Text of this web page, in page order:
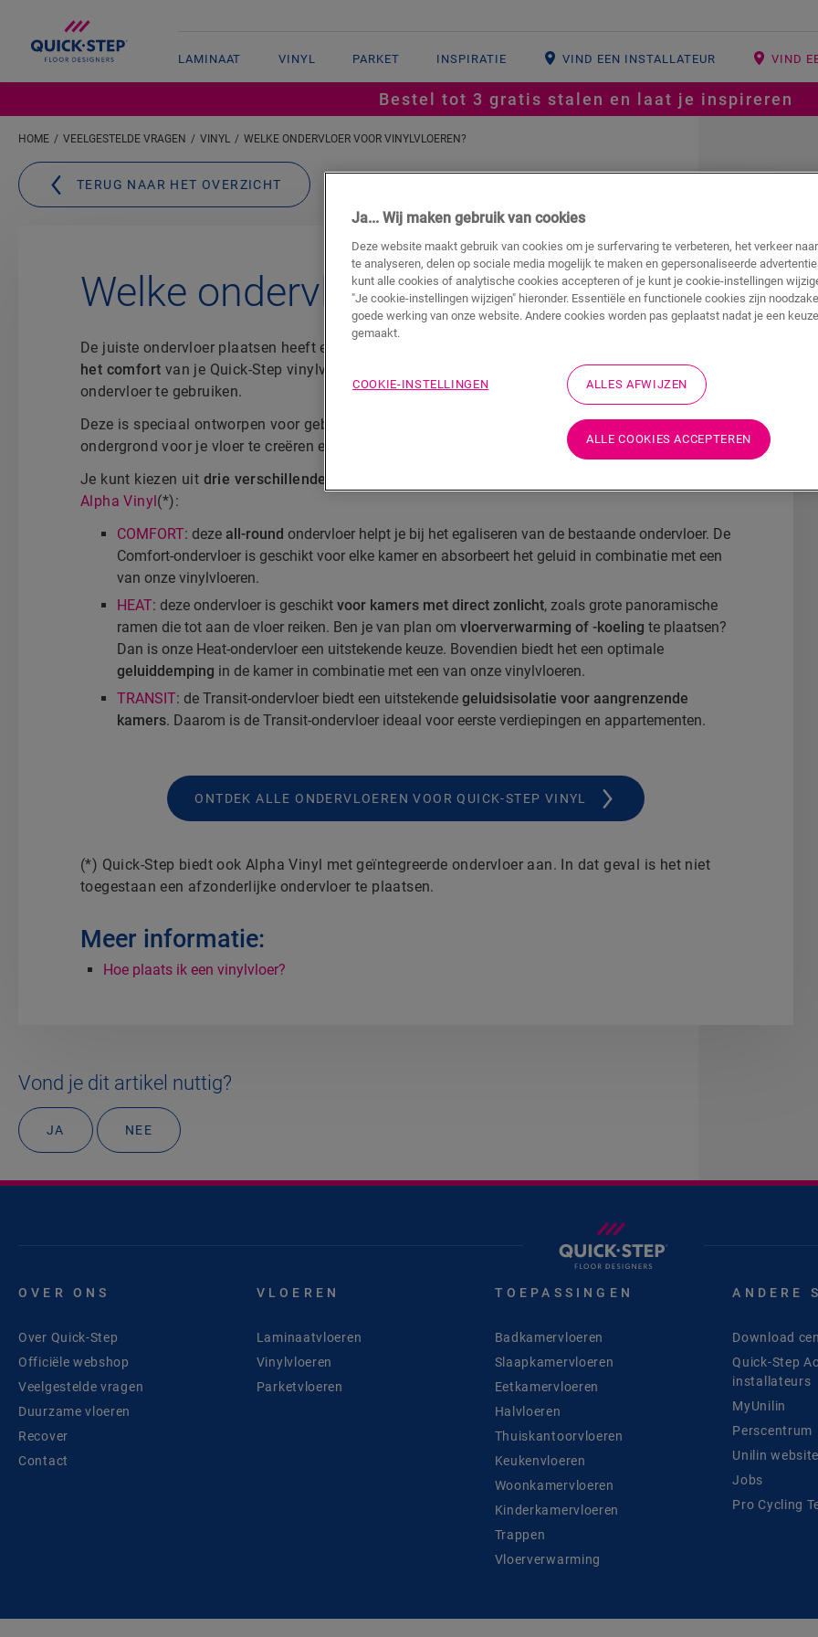
LAMINAAT VINYL PARKET INSPIRATIE VIND EEN INSTALLATEUR VIND
Bestel tot 3 gratis stalen en laat je inspireren
HOME VEELGESTELDE VRAGEN VINYL WELKE ONDERVLOER VOOR VINYLVLOEREN?
TERUG NAAR HET OVERZICHT
Welke ondervloer voor vinylvloeren?
De juiste ondervloer plaatsen heeft een
het comfort van je Quick-Step vinylvloer. Daarom raden wij aan om voor vinyl een specifieke
ondervloer te gebruiken.
Deze is speciaal ontworpen voor gebruik met Quick-Step vinylvloeren om een extra egale
ondergrond voor je vloer te creëren en de specifieke kwaliteiten van LVT te behouden.
Je kunt kiezen uit drie verschillende soorten
Alpha Vinyl(*):
COMFORT: deze all-round ondervloer helpt je bij het egaliseren van de bestaande ondervloer. De
Comfort-ondervloer is geschikt voor elke kamer en absorbeert het geluid in combinatie met een
van onze vinylvloeren.
HEAT: deze ondervloer is geschikt voor kamers met direct zonlicht, zoals grote panoramische
ramen die tot aan de vloer reiken. Ben je van plan om vloerverwarming of -koeling te plaatsen?
Dan is onze Heat-ondervloer een uitstekende keuze. Bovendien biedt het een optimale
geluiddemping in de kamer in combinatie met een van onze vinylvloeren.
TRANSIT: de Transit-ondervloer biedt een uitstekende geluidsisolatie voor aangrenzende
kamers. Daarom is de Transit-ondervloer ideaal voor eerste verdiepingen en appartementen.
ONTDEK ALLE ONDERVLOEREN VOOR QUICK-STEP VINYL
(*) Quick-Step biedt ook Alpha Vinyl met geïntegreerde ondervloer aan. In dat geval is het niet
toegestaan een afzonderlijke ondervloer te plaatsen.
Meer informatie:
Hoe plaats ik een vinylvloer?
Vond je dit artikel nuttig?
JA NEE
OVER ONS
Over Quick-Step
Officiële webshop
Veelgestelde vragen
Duurzame vloeren
Recover
Contact
VLOEREN
Laminaatvloeren
Vinylvloeren
Parketvloeren
TOEPASSINGEN
Badkamervloeren
Slaapkamervloeren
Eetkamervloeren
Halvloeren
Thuiskantoorvloeren
Keukenvloeren
Woonkamervloeren
Kinderkamervloeren
Trappen
Vloerverwarming
ANDERE
Download
Quick-Step
installateurs
MyUnilin
Perscentrum
Unilin website
Jobs
Pro Cycling
Ja... Wij maken gebruik van cookies
Deze website maakt gebruik van cookies om je surfervaring te verbeteren, het verkeer
te analyseren, delen op sociale media mogelijk te maken en gepersonaliseerde
kunt alle cookies of analytische cookies accepteren of je kunt je cookie-instellingen
"Je cookie-instellingen wijzigen" hieronder. Essentiële en functionele cookies zijn
goede werking van onze website. Andere cookies worden pas geplaatst nadat je een
gemaakt.
COOKIE-INSTELLINGEN ALLES AFWIJZEN
ALLE COOKIES ACCEPTEREN